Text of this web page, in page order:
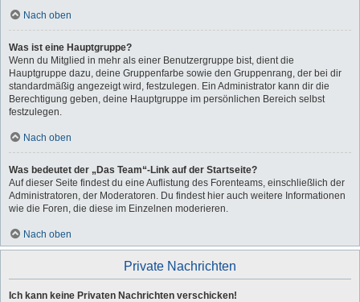
Nach oben
Was ist eine Hauptgruppe?
Wenn du Mitglied in mehr als einer Benutzergruppe bist, dient die
Hauptgruppe dazu, deine Gruppenfarbe sowie den Gruppenrang, der bei dir
standardmäßig angezeigt wird, festzulegen. Ein Administrator kann dir die
Berechtigung geben, deine Hauptgruppe im persönlichen Bereich selbst
festzulegen.
Nach oben
Was bedeutet der „Das Team“-Link auf der Startseite?
Auf dieser Seite findest du eine Auflistung des Forenteams, einschließlich der
Administratoren, der Moderatoren. Du findest hier auch weitere Informationen
wie die Foren, die diese im Einzelnen moderieren.
Nach oben
Private Nachrichten
Ich kann keine Privaten Nachrichten verschicken!